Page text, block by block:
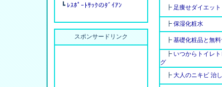
┗ ﾚｽﾎﾟｰﾄｻｯｸのﾀﾞｲｱﾝ
スポンサードリンク
┣ 足痩せダイエット
┣ 保湿化粧水
┣ 基礎化粧品と無
┣ いつからトイレ
グ
┣ 大人のニキビ 治